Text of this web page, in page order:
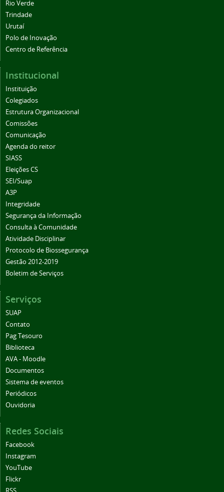
Trindade
Urutaí
Polo de Inovação
Centro de Referência
Instituição
Colegiados
Estrutura Organizacional
Comissões
Comunicação
Agenda do reitor
SIASS
Eleições CS
SEI/Suap
A3P
Integridade
Segurança da Informação
Consulta à Comunidade
Atividade Disciplinar
Protocolo de Biossegurança
Gestão 2012-2019
Boletim de Serviços
SUAP
Contato
Pag Tesouro
Biblioteca
AVA - Moodle
Documentos
Sistema de eventos
Periódicos
Ouvidoria
Facebook
Instagram
YouTube
Flickr
RSS